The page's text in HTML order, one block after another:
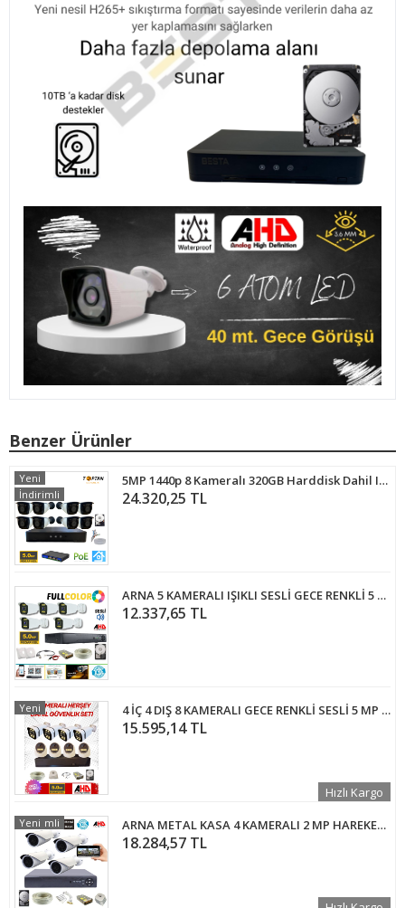
Benzer Ürünler
5MP 1440p 8 Kameralı 320GB Harddisk Dahil IP Poe Güvenlik Kamerası Seti - ST-58320
24.320,25 TL
Yeni
İndirimli
ARNA 5 KAMERALI IŞIKLI SESLİ GECE RENKLİ 5 MP H.265+ GÜVENLİK KAMERA SETİ 320 GB HDD DAHİL - ST320558
12.337,65 TL
4 İÇ 4 DIŞ 8 KAMERALI GECE RENKLİ SESLİ 5 MP 250 GB HDD DAHİL AHD GÜVENLİK KAMERA SETİ - ST58250SW
15.595,14 TL
Yeni
Hızlı Kargo
ARNA METAL KASA 4 KAMERALI 2 MP HAREKET ALGILAMA ÖZELLİKLİ GÜVENLİK KAMERA SETİ 4 TB HDD DAHİL - ST23424E
18.284,57 TL
İndirimli
Yeni